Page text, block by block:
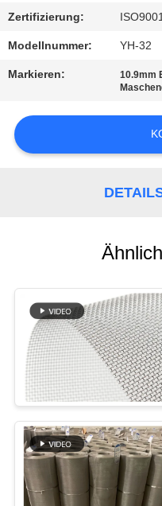
TRETEN
SIE
MIT
IN
VERBINDUNG
FORDERN
ZITAT
SITEMAP
PRIVACY
POLICY
Zertifizierung:
Modellnummer: YH-32
Markieren: 10.9mm